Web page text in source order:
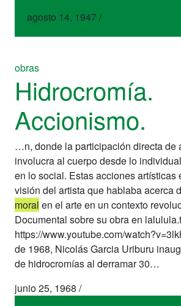
agosto 14, 1947/
obras
Hidrocromía.
Accionismo.
…n, donde la participación directa de
involucra al cuerpo desde lo
en lo social. Estas acciones artísticas
visión del artista que hablaba acerca
moral en el arte en un contexto
Documental sobre su obra en
https://www.youtube.com/
de 1968, Nicolás Garcia Uriburu
de hidrocromías al derramar 30…
junio 25, 1968 /